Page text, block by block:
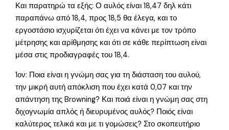
Και παρατηρώ τα εξής: Ο αυλός είναι 18,47 δηλ κάτι
παραπάνω από 18,4, προς 18,5 θα έλεγα, και το
εργοστάσιο ισχυρίζεται ότι έχει να κάνει με τον τρόπο
μέτρησης και αρίθμησης και ότι σε κάθε περίπτωση είναι
μέσα στις προδιαγραφές του 18,4.
1ον: Ποια είναι η γνώμη σας για τη διάσταση του αυλού,
την μικρή αυτή απόκλιση που έχει κατά 0,07 και την
απάντηση της Browning? Και ποιά είναι η γνώμη σας στη
διχογνωμία απλός ή διευρυμένος αυλός? Ποιός είναι
καλύτερος τελικά και με τι γομώσεις? Στο σκοπευτήριο